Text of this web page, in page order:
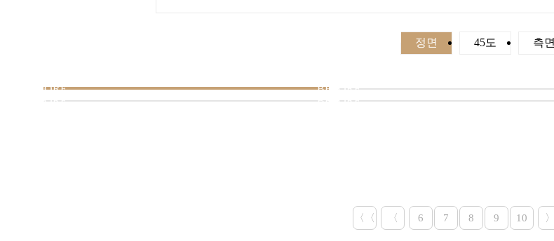
정면 45도 측면
BEFORE BEFORE
BEFORE
BEFORE
〈〈 〈 6 7 8 9 10 〉